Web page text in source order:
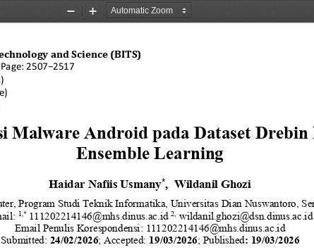
Zoom
Zoom
and Science (BITS)
2507−2517
Malware Android pada Dataset Drebin
Ensemble Learning
Haidar Nafiis Usmany* Wildanil Ghozi
Program Studi Teknik Informatika, Universitas Dian Nuswantoro,
1,* 111202214146@mhs.dinus.ac.id 2,
wildanil.ghozi@dsn.dinus.ac.id
Email Penulis Korespondensi: 111202214146@mhs.dinus.ac.id
Submitted: 24/02/2026; Accepted: 19/03/2026; Published: 19/03/2026